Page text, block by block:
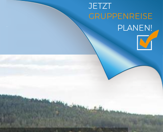
JETZT
GRUPPENREISE
PLANEN!